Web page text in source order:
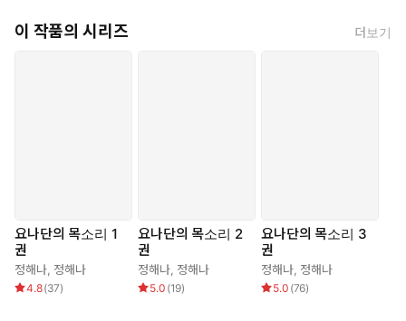
이 작품의 시리즈 더보기
요나단의 목소리 1
권
정해나, 정해나
4.8(37)
요나단의 목소리 2
권
정해나, 정해나
5.0 (19)
요나단의 목소리 3
권
정해나, 정해나
5.0 (76)